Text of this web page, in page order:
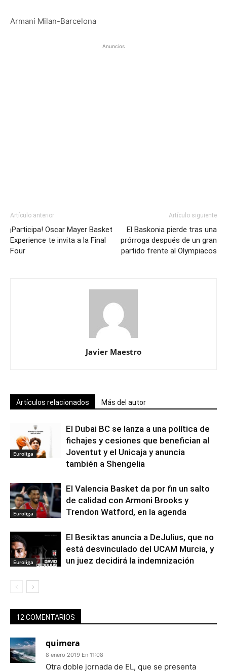
Armani Milan-Barcelona
Anuncios
Artículo anterior
¡Participa! Oscar Mayer Basket
Experience te invita a la Final
Four
Artículo siguiente
El Baskonia pierde tras una
prórroga después de un gran
partido frente al Olympiacos
Javier Maestro
Artículos relacionados Más del autor
Euroliga
El Dubai BC se lanza a una política de
fichajes y cesiones que benefician al
Joventut y el Unicaja y anuncia
también a Shengelia
Euroliga
El Valencia Basket da por fin un salto
de calidad con Armoni Brooks y
Trendon Watford, en la agenda
Euroliga
El Besiktas anuncia a DeJulius, que no
está desvinculado del UCAM Murcia, y
un juez decidirá la indemnización
12 COMENTARIOS
quimera
8 enero 2019 En 11:08
Otra doble jornada de EL, que se presenta